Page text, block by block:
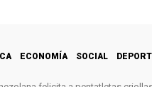
ECONOMÍA SOCIAL